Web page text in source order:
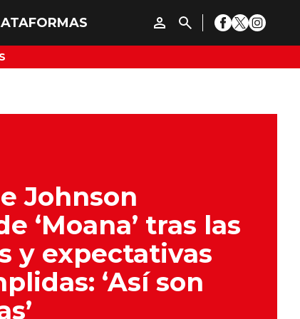
Johnson
‘Moana’ tras las
y expectativas
‘Así son